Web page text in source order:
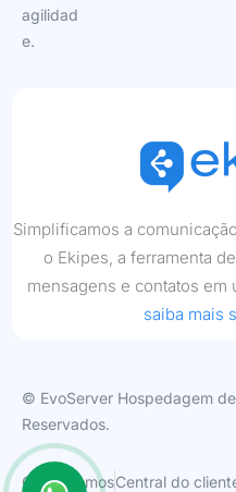
agilidad
e.
Simplificamos a
o Ekipes, a ferramenta
mensagens e contatos em
saiba mais
© EvoServer Hospedagem
Reservados.
Quem somosCentral do